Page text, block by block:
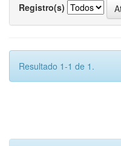
Registro(s)
Resultado 1-1 de 1.